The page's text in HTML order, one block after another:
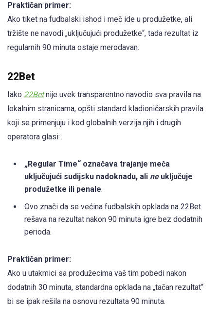
Praktičan primer:
Ako tiket na fudbalski ishod i meč ide u produžetke, ali
tržište ne navodi „uključujući produžetke“, tada rezultat iz
regularnih 90 minuta ostaje merodavan.
22Bet
Iako 22Betnije uvek transparentno navodio sva pravila na
lokalnim stranicama, opšti standard kladioničarskih pravila
koji se primenjuju i kod globalnih verzija njih i drugih
operatora glasi:
„Regular Time“ označava trajanje meča
uključujući sudijsku nadoknadu, ali neuključuje
produžetke ili penale.
Ovo znači da se većina fudbalskih opklada na 22Bet
rešava na rezultat nakon 90 minuta igre bez dodatnih
perioda.
Praktičan primer:
Ako u utakmici sa produžecima vaš tim pobedi nakon
dodatnih 30 minuta, standardna opklada na „tačan rezultat“
bi se ipak rešila na osnovu rezultata 90 minuta.